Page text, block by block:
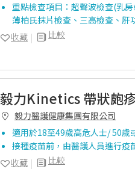
重點檢查項目：超聲波檢查(乳
薄柏氏抹片檢查、三高檢查、
比較
收藏
毅力Kinetics 帶狀皰
毅力醫護健康集團有限公司
適用於18至49歲高危人士/ 50歲
接種疫苗前，由醫護人員進行疫
比較
收藏